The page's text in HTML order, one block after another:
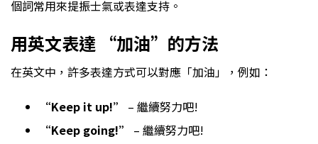
個詞常用來提振士氣或表達支持。
用英文表達 “加油”的方法
在英文中，許多表達方式可以對應「加油」，例如：
“Keep it up!”
– 繼續努力吧!
“Keep going!”
– 繼續努力吧!